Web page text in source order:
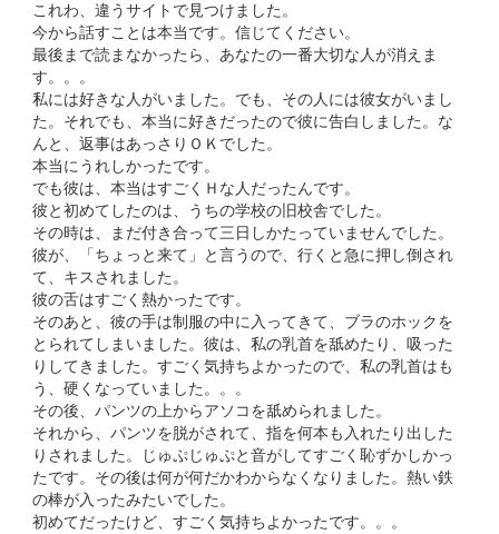
これわ、違うサイトで見つけました。
今から話すことは本当です。信じてください。
最後まで読まなかったら、あなたの一番大切な人が消えま
す。。。
私には好きな人がいました。でも、その人には彼女がいまし
た。それでも、本当に好きだったので彼に告白しました。な
んと、返事はあっさりＯＫでした。
本当にうれしかったです。
でも彼は、本当はすごくＨな人だったんです。
彼と初めてしたのは、うちの学校の旧校舎でした。
その時は、まだ付き合って三日しかたっていませんでした。
彼が、「ちょっと来て」と言うので、行くと急に押し倒され
て、キスされました。
彼の舌はすごく熱かったです。
そのあと、彼の手は制服の中に入ってきて、ブラのホックを
とられてしまいました。彼は、私の乳首を舐めたり、吸った
りしてきました。すごく気持ちよかったので、私の乳首はも
う、硬くなっていました。。。
その後、パンツの上からアソコを舐められました。
それから、パンツを脱がされて、指を何本も入れたり出した
りされました。じゅぷじゅぷと音がしてすごく恥ずかしかっ
たです。その後は何が何だかわからなくなりました。熱い鉄
の棒が入ったみたいでした。
初めてだったけど、すごく気持ちよかったです。。。